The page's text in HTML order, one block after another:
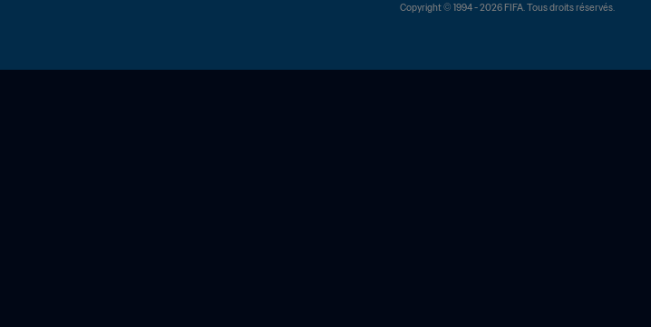
Copyright © 1994 - 2026 FIFA. Tous droits réservés.